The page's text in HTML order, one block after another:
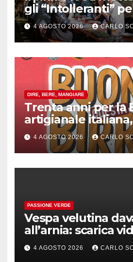
gli “Intolleranti”
rivoluzione
cibo
4 AGOSTO 2026 CARLO
DIRE, BERE, MANGIARE
Trenta anni per la
artigianale
Pomigliano d’arco
celebrativo con
4 AGOSTO 2026 CARLO
PASSIONE VERDE
Vespa velutina
all’arnia: scarica
TikTok prima che
sparisca
4 AGOSTO 2026 CARLO